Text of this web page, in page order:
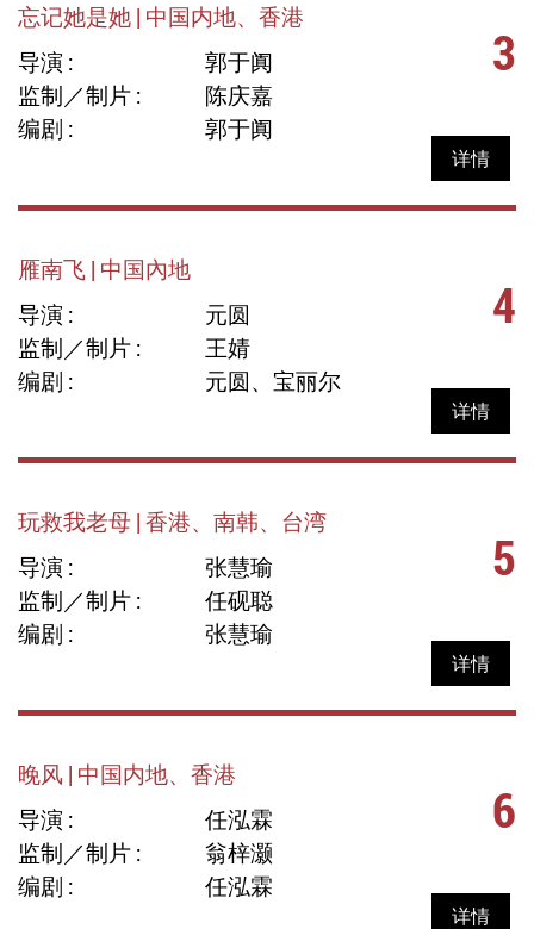
忘记她是她 | 中国内地、香港
导演 :
郭于阗
监制／制片 :
陈庆嘉
编剧 :
郭于阗
3
详情
雁南飞 | 中国內地
导演 :
元圆
监制／制片 :
王婧
编剧 :
元圆、宝丽尔
4
详情
玩救我老母 | 香港、南韩、台湾
导演 :
张慧瑜
监制／制片 :
任砚聪
编剧 :
张慧瑜
5
详情
晚风 | 中国内地、香港
导演 :
任泓霖
监制／制片 :
翁梓灏
编剧 :
任泓霖
6
详情